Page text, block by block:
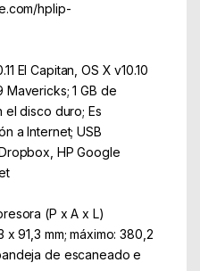
hplip-
El Capitan, OS X v10.10
Mavericks; 1 GB de
disco duro; Es
a Internet; USB
HP Google
(P x A x L)
x 91,3 mm; máximo: 380,2
de escaneado e